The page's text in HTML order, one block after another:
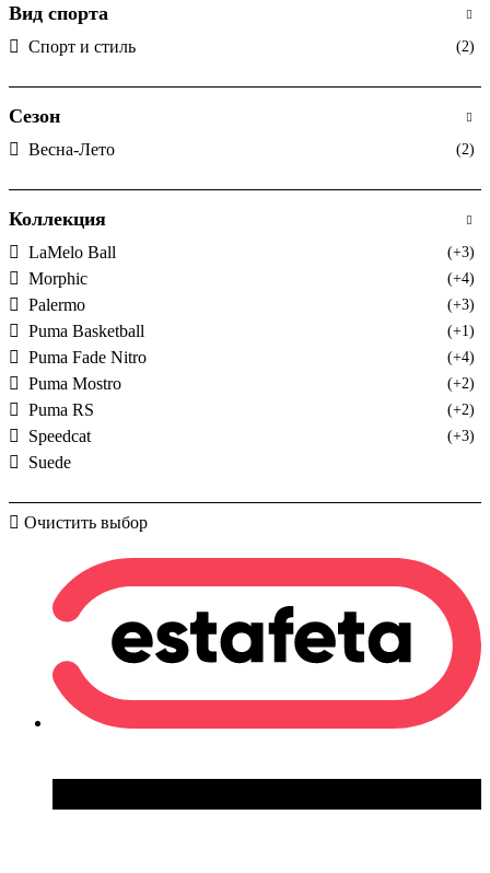
Вид спорта
Спорт и стиль (2)
Сезон
Весна-Лето (2)
Коллекция
LaMelo Ball (+3)
Morphic (+4)
Palermo (+3)
Puma Basketball (+1)
Puma Fade Nitro (+4)
Puma Mostro (+2)
Puma RS (+2)
Speedcat (+3)
Suede
Очистить выбор